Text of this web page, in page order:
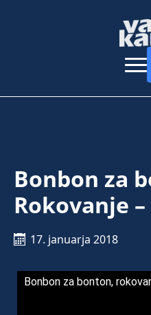
Bonbon za
Rokovanje
17. januarja 2018
Bonbon za bonton,